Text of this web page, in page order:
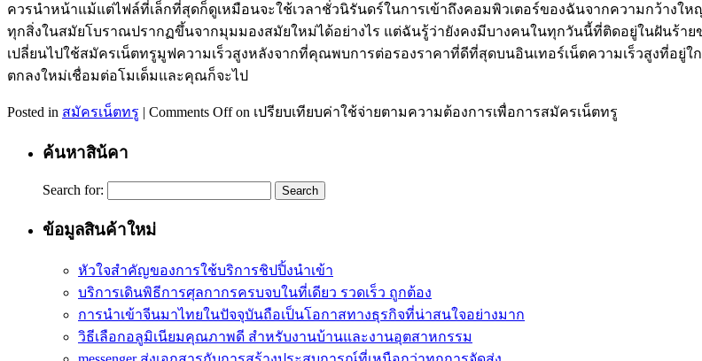
ควรนำหน้าแม้แต่ไฟล์ที่เล็กที่สุดก็ดูเหมือนจะใช้เวลาชั่วนิรันดร์ในการเข้าถึงคอมพิวเตอร์ของฉันจากความกว้าง
ทุกสิ่งในสมัยโบราณปรากฏขึ้นจากมุมมองสมัยใหม่ได้อย่างไร แต่ฉันรู้ว่ายังคงมีบางคนในทุกวันนี้ที่ติดอยู่ในฝันร้
เปลี่ยนไปใช้สมัครเน็ตทรูมูฟความเร็วสูงหลังจากที่คุณพบการต่อรองราคาที่ดีที่สุดบนอินเทอร์เน็ตความเร็วสูงที่
ตกลงใหม่เชื่อมต่อโมเด็มและคุณก็จะไป
Posted in สมัครเน็ตทรู | Comments Offon เปรียบเทียบค่าใช้จ่ายตามความต้องการเพื่อการสมัครเน็ตทรู
ค้นหาสิน้คา
Search for:
ข้อมูลสินค้าใหม่
หัวใจสำคัญของการใช้บริการชิปปิ้งนำเข้า
บริการเดินพิธีการศุลกากรครบจบในที่เดียว รวดเร็ว ถูกต้อง
การนำเข้าจีนมาไทยในปัจจุบันถือเป็นโอกาสทางธุรกิจที่น่าสนใจอย่างมาก
วิธีเลือกอลูมิเนียมคุณภาพดี สำหรับงานบ้านและงานอุตสาหกรรม